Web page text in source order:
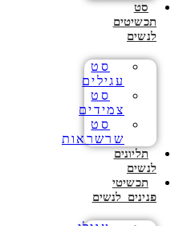
סט
תכשיטים
לנשים
סט
עגילים
סט
צמידים
סט
שרשראות
תליונים
לנשים
תכשיטי
פנינים לנשים